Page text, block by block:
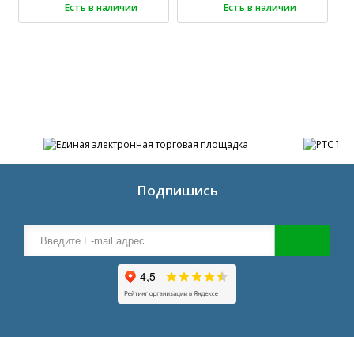
Есть в наличии Есть в наличии
Подпишись